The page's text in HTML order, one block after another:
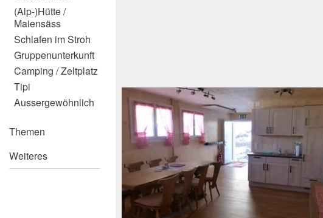
(Alp-)Hütte /
Maiensäss
Schlafen im Stroh
Gruppenunterkunft
Camping / Zeltplatz
Tipi
Aussergewöhnlich
Themen
Weiteres